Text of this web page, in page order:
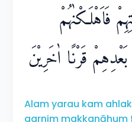
فَاَهْلَكْنٰهُمْ
قَرْنًا اٰخَرِيْنَ
Alam yarau kam
qarnim